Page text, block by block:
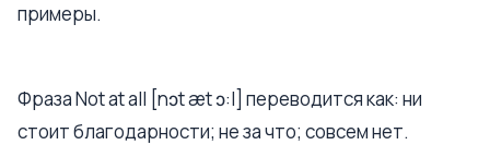
примеры.
Фраза Not at all [nɔt æt ɔ:l] переводится как: ни
стоит благодарности; не за что; совсем нет.